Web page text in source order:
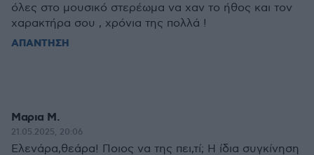
όλες στο μουσικό στερέωμα να χαν το ήθος και τον
χαρακτήρα σου , χρόνια της πολλά !
ΑΠΑΝΤΗΣΗ
Μαρια Μ.
21.05.2025, 20:06
Ελενάρα,θεάρα! Ποιος να της πει,τί; Η ίδια συγκίνηση